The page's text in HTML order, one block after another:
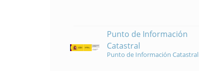
Punto de Información
Catastral
Punto de Información Catastral